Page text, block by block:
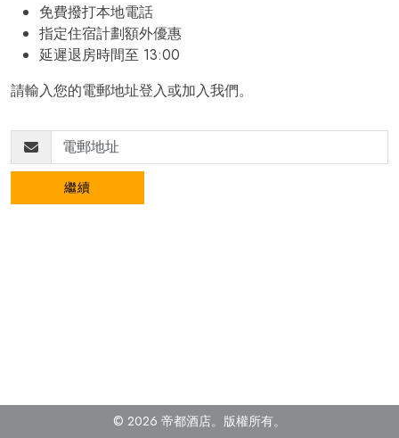
免費撥打本地電話
指定住宿計劃額外優惠
延遲退房時間至 13:00
請輸入您的電郵地址登入或加入我們。
繼續
© 2026 帝都酒店。版權所有。